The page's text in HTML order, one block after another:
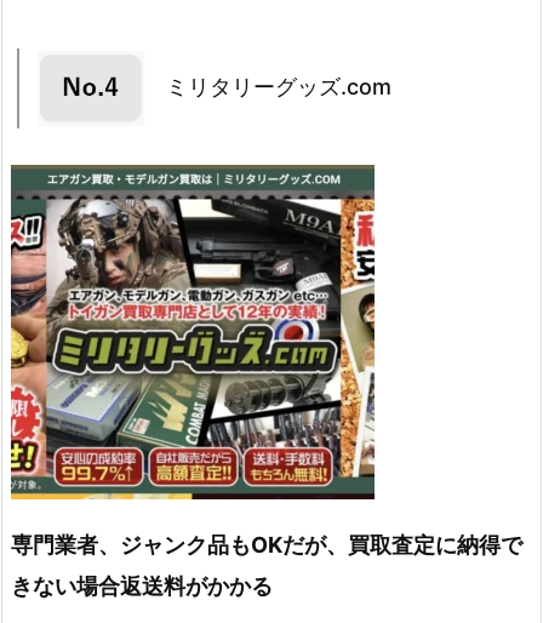
ミリタリーグッズ.com
専門業者、ジャンク品もOKだが、買取査定に納得で
きない場合返送料がかかる